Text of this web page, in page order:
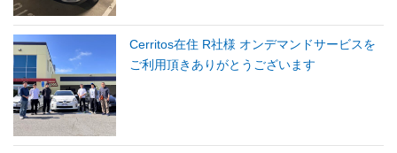
Cerritos在住 R社様 オンデマンドサービスを
ご利用頂きありがとうございます